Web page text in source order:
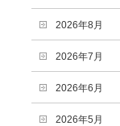
2026年8月
2026年7月
2026年6月
2026年5月